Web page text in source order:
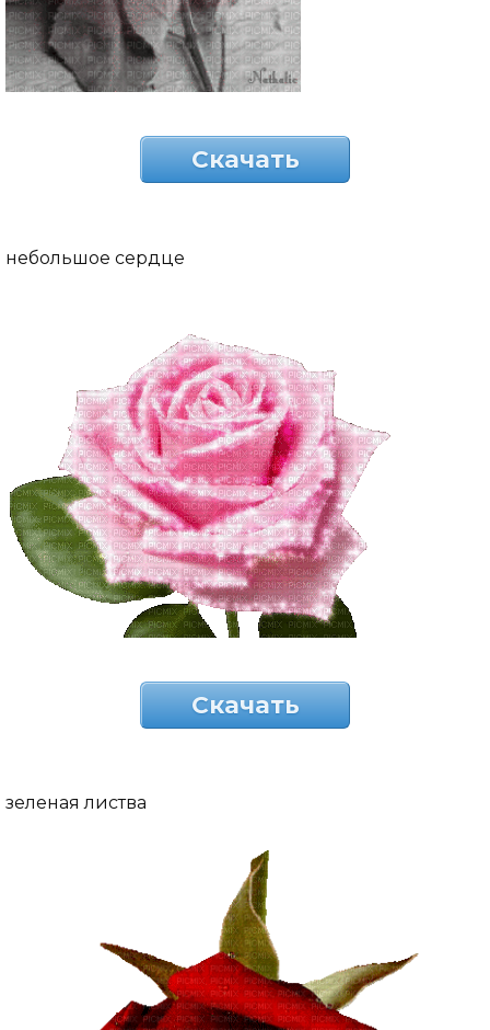
Скачать
небольшое сердце
Скачать
зеленая листва